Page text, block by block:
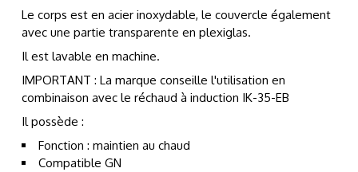
Le corps est en acier inoxydable, le couvercle également
avec une partie transparente en plexiglas.
Il est lavable en machine.
IMPORTANT : La marque conseille l'utilisation en
combinaison avec le réchaud à induction IK-35-EB
Il possède :
Fonction : maintien au chaud
Compatible GN